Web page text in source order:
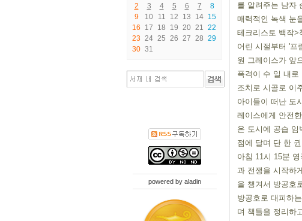
2
3 4 5 6 7
8
9
10 11 12 13 14 15
16
17 18 19 20 21 22
23 24 25 26 27 28 29
30 31
powered by aladin
를 알려주는 남자
매력적인 녹색 눈
테크리스토 백작>
어린 시절부터 '프
원 그레이스가 앞
폭격이 수 일 내로
조치로 시골로 이
아이들이 떠난 도
레이스에게 안전
온 도시에 공습 임
점에 달며 단 한
아침 11시 15분
과 전쟁을 시작하
을 챙겨서 방공호
방공호로 대피하
며 책들을 정리하